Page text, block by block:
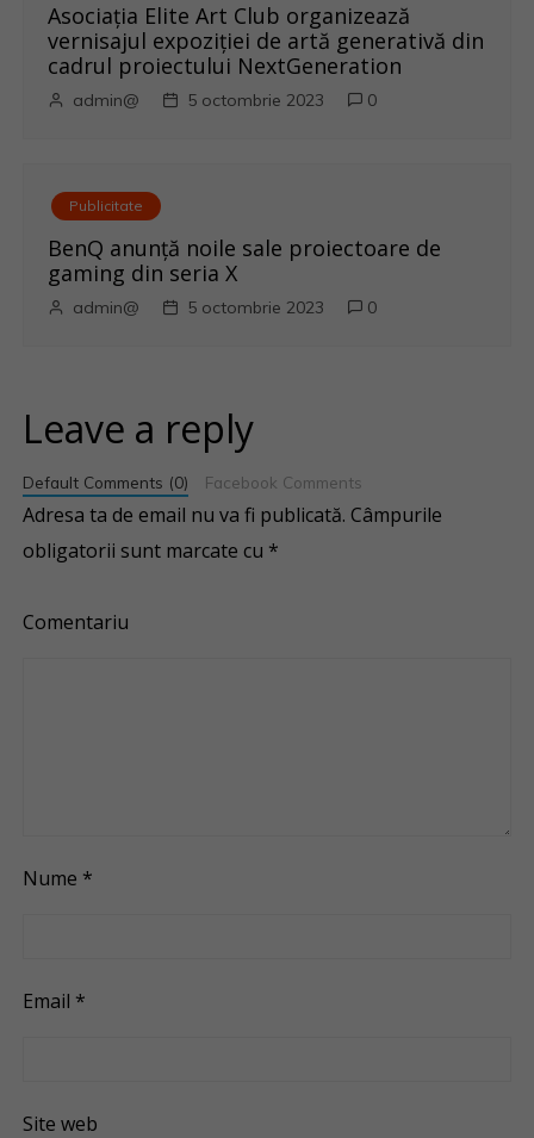
Asociația Elite Art Club organizează
vernisajul expoziției de artă generativă din
cadrul proiectului NextGeneration
admin@ 5 octombrie 2023 0
Publicitate
BenQ anunţă noile sale proiectoare de
gaming din seria X
admin@ 5 octombrie 2023 0
Leave a reply
Default Comments (0) Facebook Comments
Adresa ta de email nu va fi publicată. Câmpurile
obligatorii sunt marcate cu *
Comentariu
Nume *
Email *
Site web